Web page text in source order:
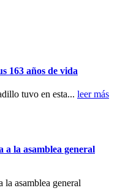
163 años de vida
tuvo en esta... leer más
a la asamblea general
asamblea general